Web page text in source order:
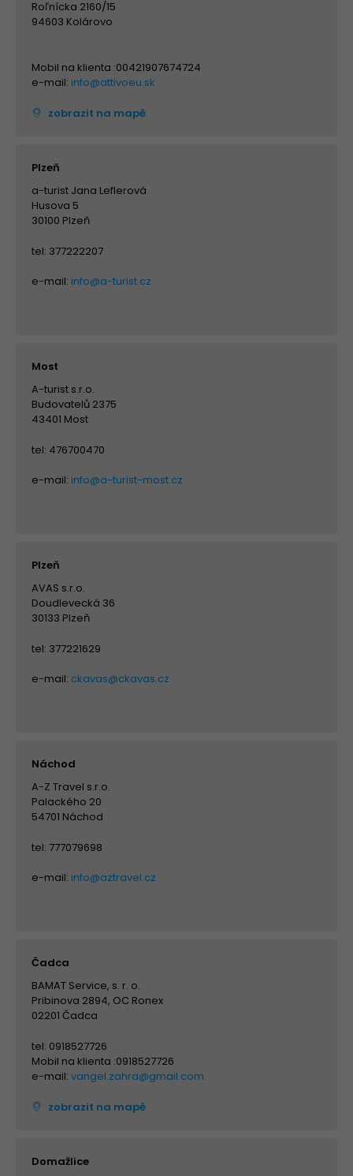
Roľnícka 2160/15
94603 Kolárovo
Mobil na klienta :00421907674724
e-mail: info@attivoeu.sk
zobrazit na mapě
Plzeň
a-turist Jana Leflerová
Husova 5
30100 Plzeň
tel: 377222207
e-mail: info@a-turist.cz
Most
A-turist s.r.o.
Budovatelů 2375
43401 Most
tel: 476700470
e-mail: info@a-turist-most.cz
Plzeň
AVAS s.r.o.
Doudlevecká 36
30133 Plzeň
tel: 377221629
e-mail: ckavas@ckavas.cz
Náchod
A-Z Travel s.r.o.
Palackého 20
54701 Náchod
tel: 777079698
e-mail: info@aztravel.cz
Čadca
BAMAT Service, s. r. o.
Pribinova 2894, OC Ronex
02201 Čadca
tel: 0918527726
Mobil na klienta :0918527726
e-mail: vangel.zahra@gmail.com
zobrazit na mapě
Domažlice